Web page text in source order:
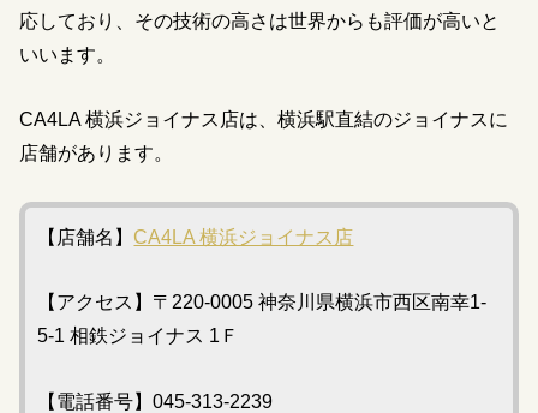
応しており、その技術の高さは世界からも評価が高いと
いいます。
CA4LA 横浜ジョイナス店は、横浜駅直結のジョイナスに
店舗があります。
【店舗名】CA4LA 横浜ジョイナス店
【アクセス】〒220-0005 神奈川県横浜市西区南幸1-
5-1 相鉄ジョイナス 1Ｆ
【電話番号】045-313-2239